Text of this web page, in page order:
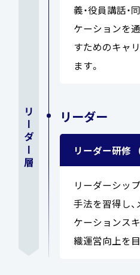
リーダー層
義・役員講話・
ケーションを
すためのキャ
ます。
リーダー
リーダー研修
リーダーシッ
手法を習得し
ケーションス
織運営向上を